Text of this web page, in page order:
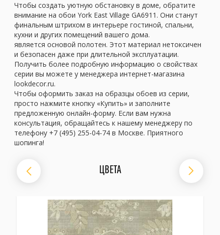
Чтобы создать уютную обстановку в доме, обратите
внимание на обои York East Village GA6911. Они станут
финальным штрихом в интерьере гостиной, спальни,
кухни и других помещений вашего дома.
является основой полотен. Этот материал нетоксичен
и безопасен даже при длительной эксплуатации.
Получить более подробную информацию о свойствах
серии вы можете у менеджера интернет-магазина
lookdecor.ru.
Чтобы оформить заказ на образцы обоев из серии,
просто нажмите кнопку «Купить» и заполните
предложенную онлайн-форму. Если вам нужна
консультация, обращайтесь к нашему менеджеру по
телефону +7 (495) 255-04-74 в Москве. Приятного
шопинга!
ЦВЕТА